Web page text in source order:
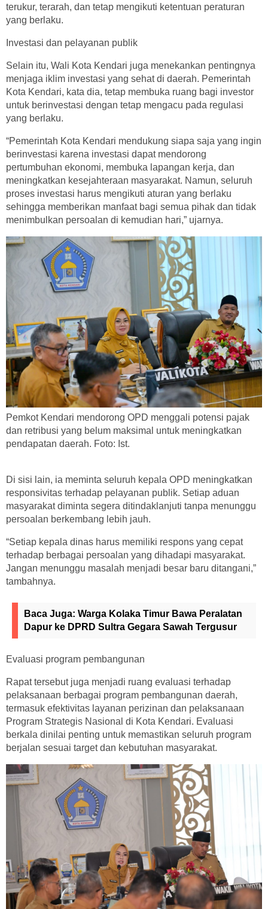
terukur, terarah, dan tetap mengikuti ketentuan peraturan
yang berlaku.
Investasi dan pelayanan publik
Selain itu, Wali Kota Kendari juga menekankan pentingnya
menjaga iklim investasi yang sehat di daerah. Pemerintah
Kota Kendari, kata dia, tetap membuka ruang bagi investor
untuk berinvestasi dengan tetap mengacu pada regulasi
yang berlaku.
“Pemerintah Kota Kendari mendukung siapa saja yang ingin
berinvestasi karena investasi dapat mendorong
pertumbuhan ekonomi, membuka lapangan kerja, dan
meningkatkan kesejahteraan masyarakat. Namun, seluruh
proses investasi harus mengikuti aturan yang berlaku
sehingga memberikan manfaat bagi semua pihak dan tidak
menimbulkan persoalan di kemudian hari,” ujarnya.
Pemkot Kendari mendorong OPD menggali potensi pajak
dan retribusi yang belum maksimal untuk meningkatkan
pendapatan daerah. Foto: Ist.
Di sisi lain, ia meminta seluruh kepala OPD meningkatkan
responsivitas terhadap pelayanan publik. Setiap aduan
masyarakat diminta segera ditindaklanjuti tanpa menunggu
persoalan berkembang lebih jauh.
“Setiap kepala dinas harus memiliki respons yang cepat
terhadap berbagai persoalan yang dihadapi masyarakat.
Jangan menunggu masalah menjadi besar baru ditangani,”
tambahnya.
Baca Juga: Warga Kolaka Timur Bawa Peralatan
Dapur ke DPRD Sultra Gegara Sawah Tergusur
Evaluasi program pembangunan
Rapat tersebut juga menjadi ruang evaluasi terhadap
pelaksanaan berbagai program pembangunan daerah,
termasuk efektivitas layanan perizinan dan pelaksanaan
Program Strategis Nasional di Kota Kendari. Evaluasi
berkala dinilai penting untuk memastikan seluruh program
berjalan sesuai target dan kebutuhan masyarakat.